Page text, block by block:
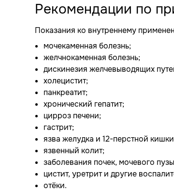
Рекомендации по
Показания ко внутреннему
мочекаменная болезнь;
желчнокаменная болезнь;
дискинезия желчевыводящих
холецистит;
панкреатит;
хронический гепатит;
цирроз печени;
гастрит;
язва желудка и 12-перстной
язвенный колит;
заболевания почек, мочевого
цистит, уретрит и другие
отёки.